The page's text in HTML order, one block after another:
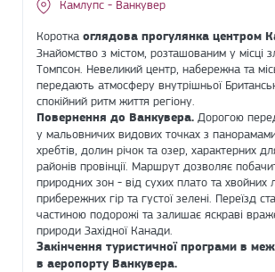
Камлупс - Ванкувер
Коротка оглядова прогулянка центром
Знайомство з містом, розташованим у місці
Томпсон. Невеликий центр, набережна та
передають атмосферу внутрішньої
спокійний ритм життя регіону.
Повернення до Ванкувера. Дорогою
у мальовничих видових точках з панорамами
хребтів, долин річок та озер, характерних
районів провінції. Маршрут дозволяє
природних зон - від сухих плато та хвойних
прибережних гір та густої зелені. Переїзд
частиною подорожі та залишає яскраві
природи Західної Канади.
Закінчення туристичної програми в
в аеропорту Ванкувера.